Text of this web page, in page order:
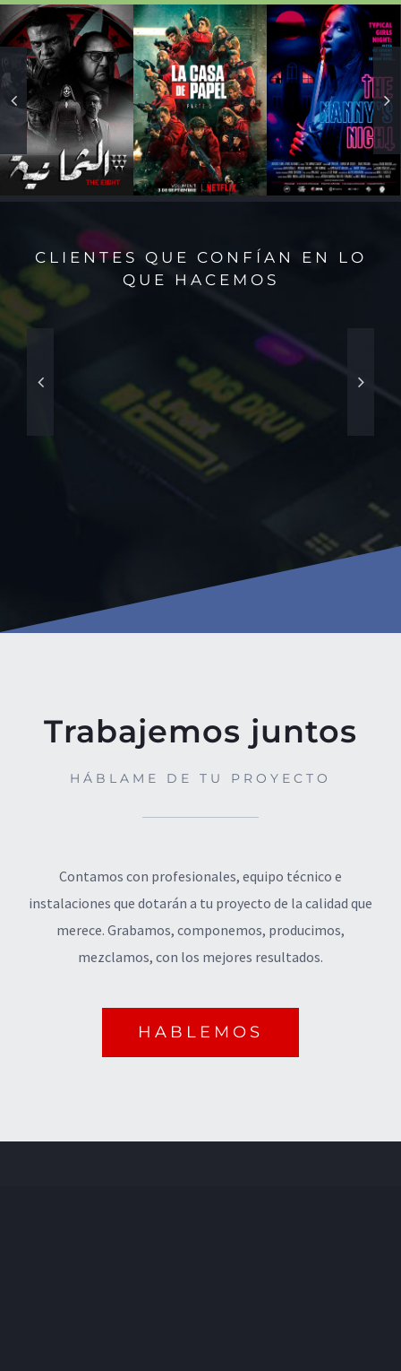
Eight
La Casa
de Papel:
Parte 5
The
Nanny’s
Night
CLIENTES QUE CONFÍAN EN LO
QUE HACEMOS
Trabajemos juntos
HÁBLAME DE TU PROYECTO
Contamos con profesionales, equipo técnico e
instalaciones que dotarán a tu proyecto de la calidad que
merece. Grabamos, componemos, producimos,
mezclamos, con los mejores resultados.
HABLEMOS